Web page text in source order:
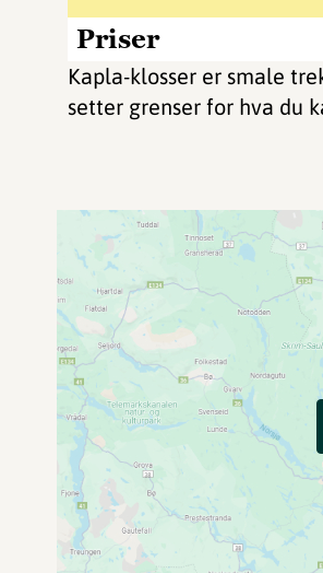
Priser
Kapla-klosser er smale
setter grenser for hva du